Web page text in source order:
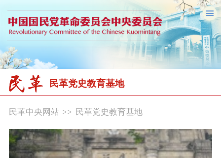
民革党史教育基地
民革中央网站 >> 民革党史教育基地